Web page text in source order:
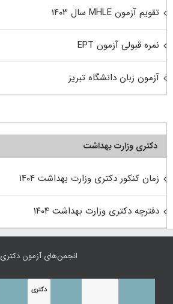
تقویم آزمون MHLE سال ۱۴۰۳
نمره قبولی آزمون EPT
آزمون زبان دانشگاه تبریز
دکتری وزارت بهداشت
زمان کنکور دکتری وزارت بهداشت ۱۴۰۴
دفترچه دکتری وزارت بهداشت ۱۴۰۴
انجمن‌های آزمون دکتری
دکتری